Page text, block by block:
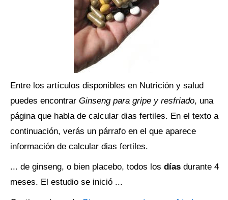
Entre los artículos disponibles en Nutrición y salud
puedes encontrar Ginseng para gripe y resfriado, una
página que habla de calcular dias fertiles. En el texto a
continuación, verás un párrafo en el que aparece
información de calcular dias fertiles.
... de ginseng, o bien placebo, todos los días durante 4
meses. El estudio se inició ...